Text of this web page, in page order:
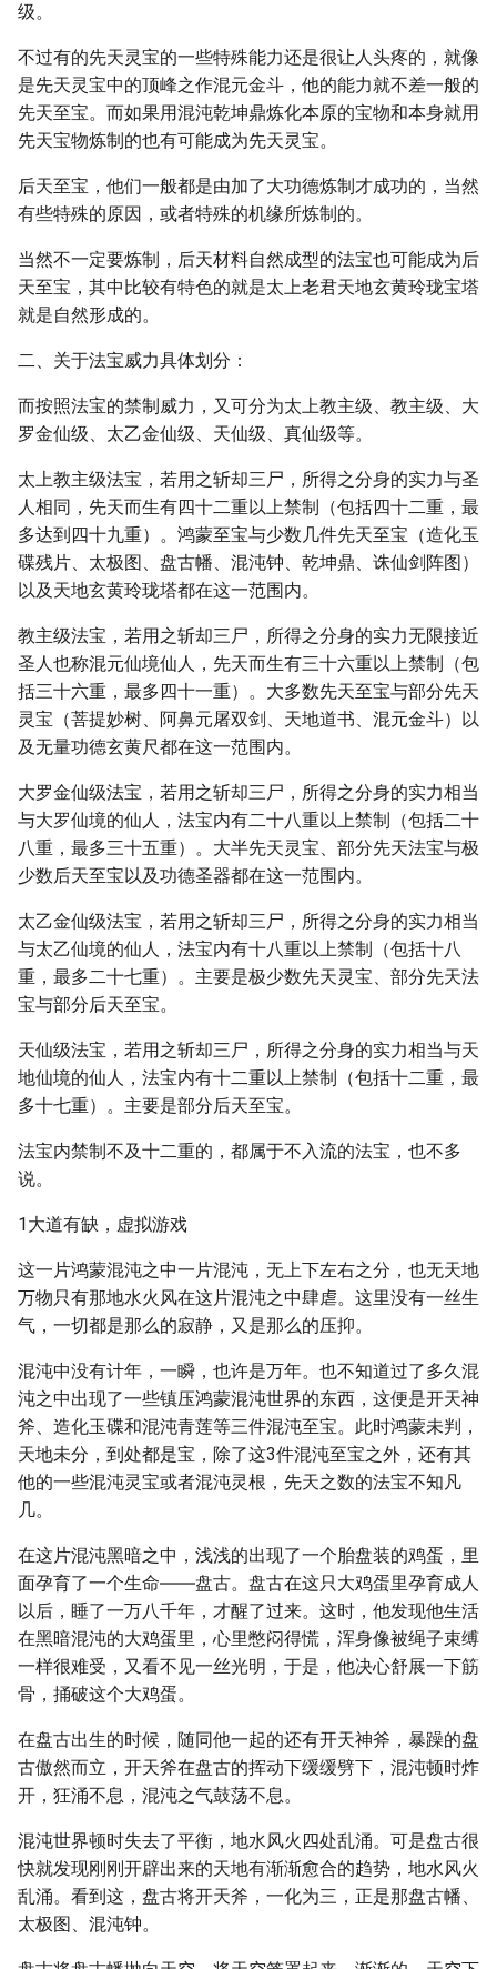
级。
不过有的先天灵宝的一些特殊能力还是很让人头疼的，就像
是先天灵宝中的顶峰之作混元金斗，他的能力就不差一般的
先天至宝。而如果用混沌乾坤鼎炼化本原的宝物和本身就用
先天宝物炼制的也有可能成为先天灵宝。
后天至宝，他们一般都是由加了大功德炼制才成功的，当然
有些特殊的原因，或者特殊的机缘所炼制的。
当然不一定要炼制，后天材料自然成型的法宝也可能成为后
天至宝，其中比较有特色的就是太上老君天地玄黄玲珑宝塔
就是自然形成的。
二、关于法宝威力具体划分：
而按照法宝的禁制威力，又可分为太上教主级、教主级、大
罗金仙级、太乙金仙级、天仙级、真仙级等。
太上教主级法宝，若用之斩却三尸，所得之分身的实力与圣
人相同，先天而生有四十二重以上禁制（包括四十二重，最
多达到四十九重）。鸿蒙至宝与少数几件先天至宝（造化玉
碟残片、太极图、盘古幡、混沌钟、乾坤鼎、诛仙剑阵图）
以及天地玄黄玲珑塔都在这一范围内。
教主级法宝，若用之斩却三尸，所得之分身的实力无限接近
圣人也称混元仙境仙人，先天而生有三十六重以上禁制（包
括三十六重，最多四十一重）。大多数先天至宝与部分先天
灵宝（菩提妙树、阿鼻元屠双剑、天地道书、混元金斗）以
及无量功德玄黄尺都在这一范围内。
大罗金仙级法宝，若用之斩却三尸，所得之分身的实力相当
与大罗仙境的仙人，法宝内有二十八重以上禁制（包括二十
八重，最多三十五重）。大半先天灵宝、部分先天法宝与极
少数后天至宝以及功德圣器都在这一范围内。
太乙金仙级法宝，若用之斩却三尸，所得之分身的实力相当
与太乙仙境的仙人，法宝内有十八重以上禁制（包括十八
重，最多二十七重）。主要是极少数先天灵宝、部分先天法
宝与部分后天至宝。
天仙级法宝，若用之斩却三尸，所得之分身的实力相当与天
地仙境的仙人，法宝内有十二重以上禁制（包括十二重，最
多十七重）。主要是部分后天至宝。
法宝内禁制不及十二重的，都属于不入流的法宝，也不多
说。
1大道有缺，虚拟游戏
这一片鸿蒙混沌之中一片混沌，无上下左右之分，也无天地
万物只有那地水火风在这片混沌之中肆虐。这里没有一丝生
气，一切都是那么的寂静，又是那么的压抑。
混沌中没有计年，一瞬，也许是万年。也不知道过了多久混
沌之中出现了一些镇压鸿蒙混沌世界的东西，这便是开天神
斧、造化玉碟和混沌青莲等三件混沌至宝。此时鸿蒙未判，
天地未分，到处都是宝，除了这3件混沌至宝之外，还有其
他的一些混沌灵宝或者混沌灵根，先天之数的法宝不知凡
几。
在这片混沌黑暗之中，浅浅的出现了一个胎盘装的鸡蛋，里
面孕育了一个生命――盘古。盘古在这只大鸡蛋里孕育成人
以后，睡了一万八千年，才醒了过来。这时，他发现他生活
在黑暗混沌的大鸡蛋里，心里憋闷得慌，浑身像被绳子束缚
一样很难受，又看不见一丝光明，于是，他决心舒展一下筋
骨，捅破这个大鸡蛋。
在盘古出生的时候，随同他一起的还有开天神斧，暴躁的盘
古傲然而立，开天斧在盘古的挥动下缓缓劈下，混沌顿时炸
开，狂涌不息，混沌之气鼓荡不息。
混沌世界顿时失去了平衡，地水风火四处乱涌。可是盘古很
快就发现刚刚开辟出来的天地有渐渐愈合的趋势，地水风火
乱涌。看到这，盘古将开天斧，一化为三，正是那盘古幡、
太极图、混沌钟。